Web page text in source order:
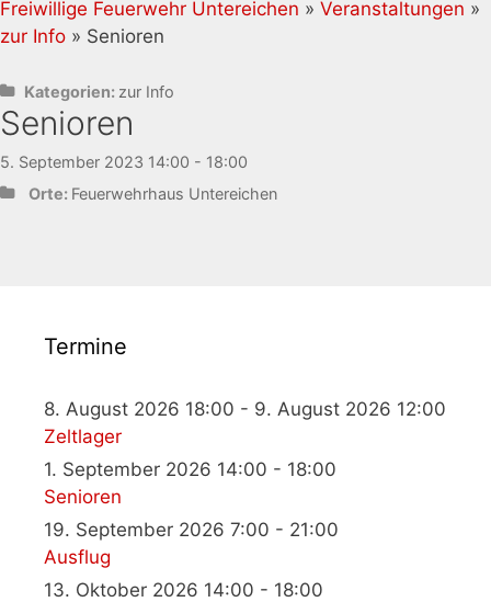
Freiwillige Feuerwehr Untereichen » Veranstaltungen »
zur Info » Senioren
Kategorien: zur Info
Senioren
5. September 2023 14:00 - 18:00
Orte: Feuerwehrhaus Untereichen
Termine
8. August 2026 18:00 - 9. August 2026 12:00
Zeltlager
1. September 2026 14:00 - 18:00
Senioren
19. September 2026 7:00 - 21:00
Ausflug
13. Oktober 2026 14:00 - 18:00